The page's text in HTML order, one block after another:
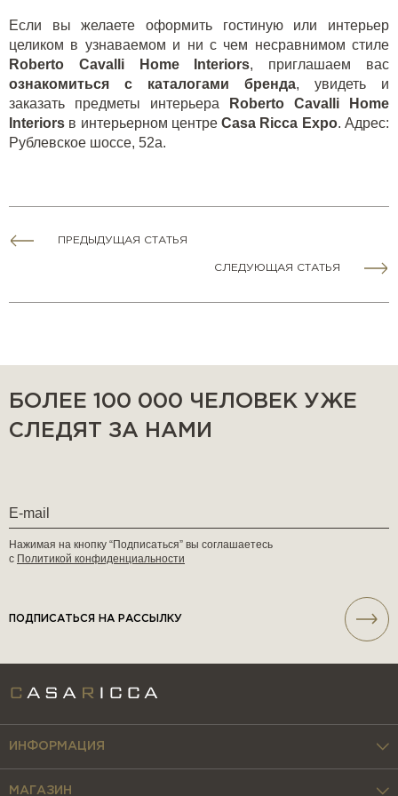
Если вы желаете оформить гостиную или интерьер
целиком в узнаваемом и ни с чем несравнимом стиле
Roberto Cavalli Home Interiors, приглашаем вас
ознакомиться с каталогами бренда, увидеть и
заказать предметы интерьера
Roberto Cavalli Home
Interiors в интерьерном центреCasa Ricca Expo. Адрес:
Рублевское шоссе, 52а.
ПРЕДЫДУЩАЯ СТАТЬЯ
СЛЕДУЮЩАЯ СТАТЬЯ
БОЛЕЕ 100 000 ЧЕЛОВЕК УЖЕ
СЛЕДЯТ ЗА НАМИ
Нажимая на кнопку “Подписаться” вы соглашаетесь
с Политикой конфиденциальности
ПОДПИСАТЬСЯ НА РАССЫЛКУ
ИНФОРМАЦИЯ
МАГАЗИН